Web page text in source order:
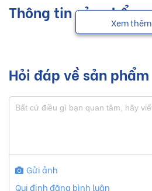
Thông tin sản phẩm
Xem thêm
Hỏi đáp về sản phẩm
Gửi ảnh
Qui định đăng bình luận